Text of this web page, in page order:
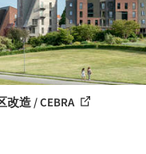
造 / CEBRA